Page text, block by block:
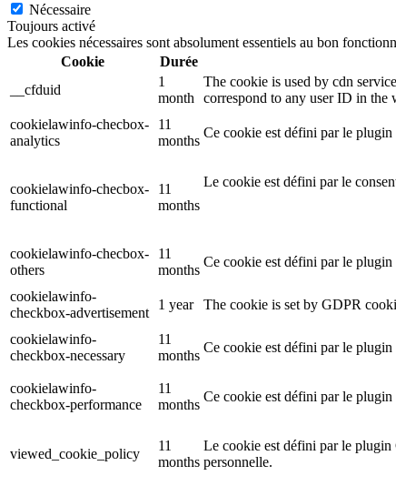
Nécessaire
Toujours activé
Les cookies nécessaires sont absolument essentiels au bon
Cookie
Durée
__cfduid
1
month
The cookie is used by cdn
correspond to any user ID in the
cookielawinfo-checbox-
analytics
11
months
Ce cookie est défini par le
cookielawinfo-checbox-
functional
11
months
Le cookie est défini par le
cookielawinfo-checbox-
others
11
months
Ce cookie est défini par le
cookielawinfo-
checkbox-advertisement
1 year The cookie is set by GDPR
cookielawinfo-
checkbox-necessary
11
months
Ce cookie est défini par le plugin
cookielawinfo-
checkbox-performance
11
months
Ce cookie est défini par le
viewed_cookie_policy
11
months
Le cookie est défini par le plugin
personnelle.